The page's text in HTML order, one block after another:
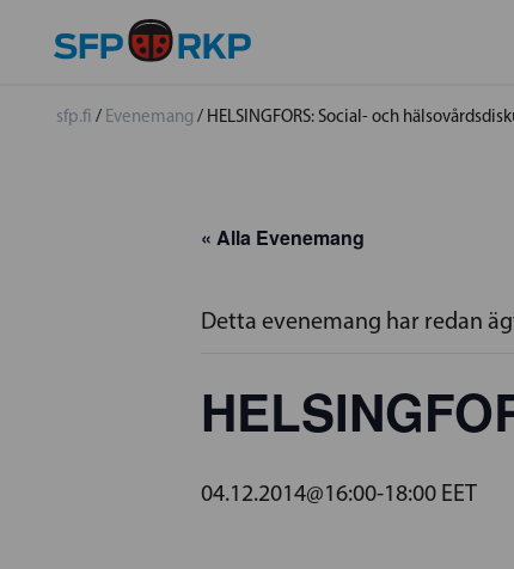
sfp.fi / Evenemang / HELSINGFORS: Social- och
« Alla Evenemang
Detta evenemang har redan
04.12.2014@16:00-18:00 EET